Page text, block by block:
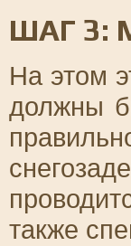
ШАГ 3:
На этом
должны
также